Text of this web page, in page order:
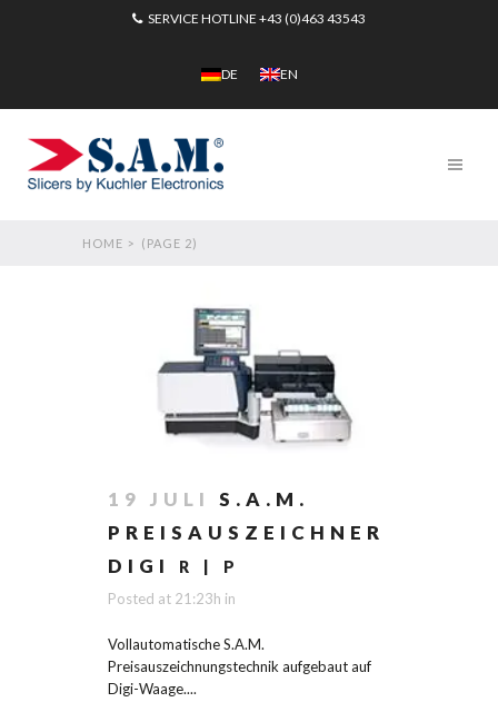
SERVICE HOTLINE +43 (0)463 43543
DE EN
HOME > (PAGE 2)
19 JULI
S.A.M.
PREISAUSZEICHNER
DIGI
R | P
Posted at 21:23h in
Vollautomatische S.A.M.
Preisauszeichnungstechnik aufgebaut auf
Digi-Waage....